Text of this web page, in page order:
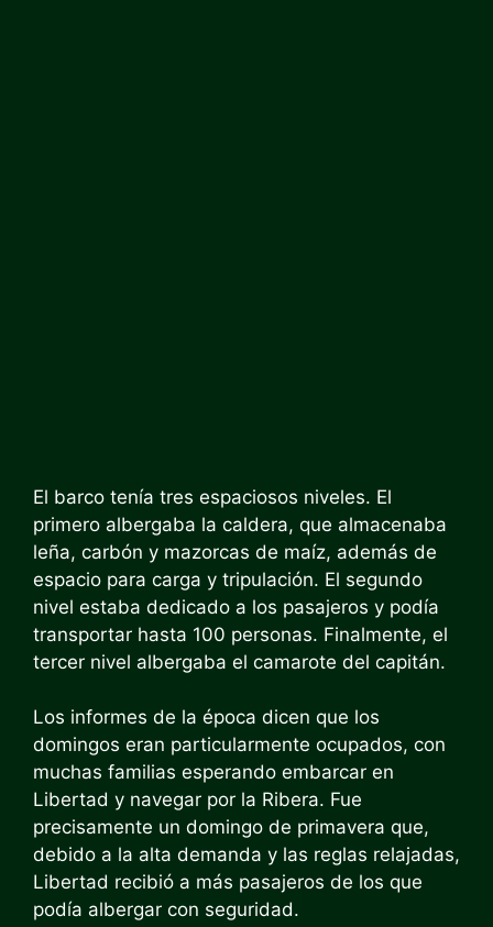
El barco tenía tres espaciosos niveles. El
primero albergaba la caldera, que almacenaba
leña, carbón y mazorcas de maíz, además de
espacio para carga y tripulación. El segundo
nivel estaba dedicado a los pasajeros y podía
transportar hasta 100 personas. Finalmente, el
tercer nivel albergaba el camarote del capitán.
Los informes de la época dicen que los
domingos eran particularmente ocupados, con
muchas familias esperando embarcar en
Libertad y navegar por la Ribera. Fue
precisamente un domingo de primavera que,
debido a la alta demanda y las reglas relajadas,
Libertad recibió a más pasajeros de los que
podía albergar con seguridad.